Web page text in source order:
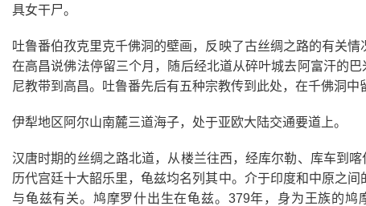
具女干尸。
吐鲁番伯孜克里克千佛洞的壁画，反映了古丝绸之路的有关
在高昌说佛法停留三个月，随后经北道从碎叶城去阿富汗的
尼教带到高昌。吐鲁番先后有五种宗教传到此处，在千佛洞中
伊犁地区阿尔山南麓三道海子，处于亚欧大陆交通要道上。
汉唐时期的丝绸之路北道，从楼兰往西，经库尔勒、库车到
历代宫廷十大韶乐里，龟兹均名列其中。介于印度和中原之
与龟兹有关。鸠摩罗什出生在龟兹。379年，身为王族的